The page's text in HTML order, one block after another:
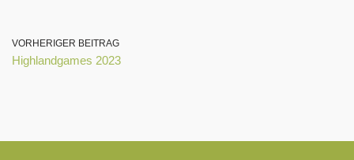
VORHERIGER BEITRAG
Highlandgames 2023